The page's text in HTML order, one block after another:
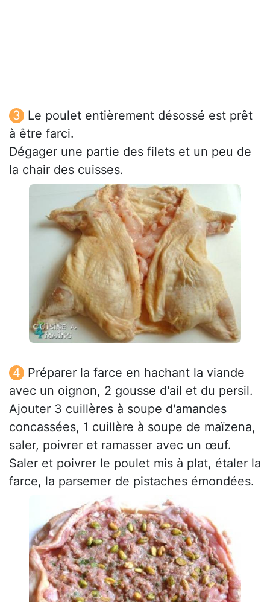
Le poulet entièrement désossé est prêt
à être farci.
Dégager une partie des filets et un peu de
la chair des cuisses.
Préparer la farce en hachant la viande
avec un oignon, 2 gousse d'ail et du persil.
Ajouter 3 cuillères à soupe d'amandes
concassées, 1 cuillère à soupe de maïzena,
saler, poivrer et ramasser avec un œuf.
Saler et poivrer le poulet mis à plat, étaler la
farce, la parsemer de pistaches émondées.